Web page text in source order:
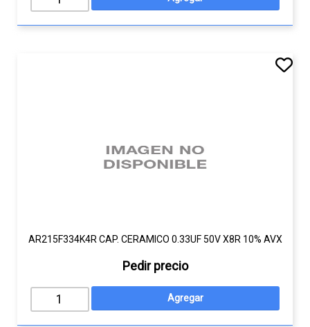
AR215F334K4R CAP. CERAMICO 0.33UF 50V X8R 10% AVX
Pedir precio